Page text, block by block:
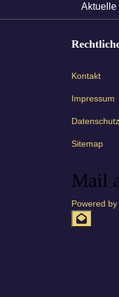
Aktuelle
Kontakt
Impressum
Datenschutz
Sitemap
Mail
Powered